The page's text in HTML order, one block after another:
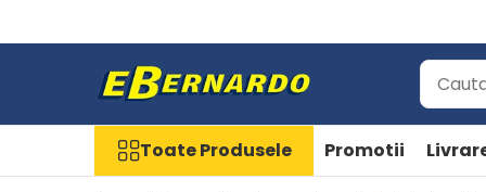
Toate Produsele
Fierastraie pentru metal
Ferastraie mobile pentru metal
Toate Produsele Promotii